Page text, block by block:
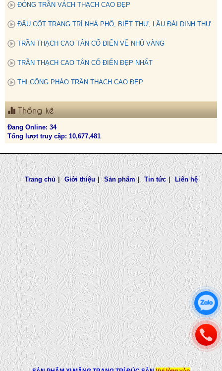
ĐÓNG TRẦN VÁCH THẠCH CAO ĐẸP
ĐẤU CỘT TRANG TRÍ NHÀ PHỐ, BIỆT THỰ, LÂU ĐÀI DINH THỰ
TRẦN THẠCH CAO TÂN CỔ ĐIỂN VẼ NHỦ VÀNG
TRẦN THẠCH CAO TÂN CỔ ĐIỂN ĐẸP NHẤT
THI CÔNG PHÀO TRẦN THẠCH CAO ĐẸP
Thống kê
Đang Online: 34
Tổng lượt truy cập: 10,677,481
Trang chủ | Giới thiệu | Sản phẩm | Tin tức | Liên hệ